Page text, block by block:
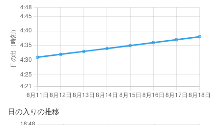
日の入りの推移